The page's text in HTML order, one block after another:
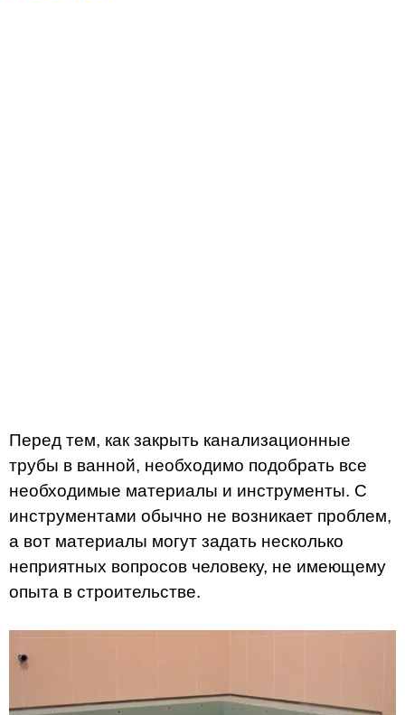
Перед тем, как закрыть канализационные
трубы в ванной, необходимо подобрать все
необходимые материалы и инструменты. С
инструментами обычно не возникает проблем,
а вот материалы могут задать несколько
неприятных вопросов человеку, не имеющему
опыта в строительстве.